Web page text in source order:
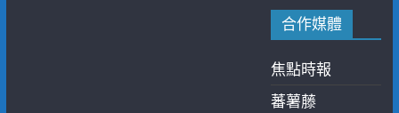
合作媒體
焦點時報
蕃薯藤